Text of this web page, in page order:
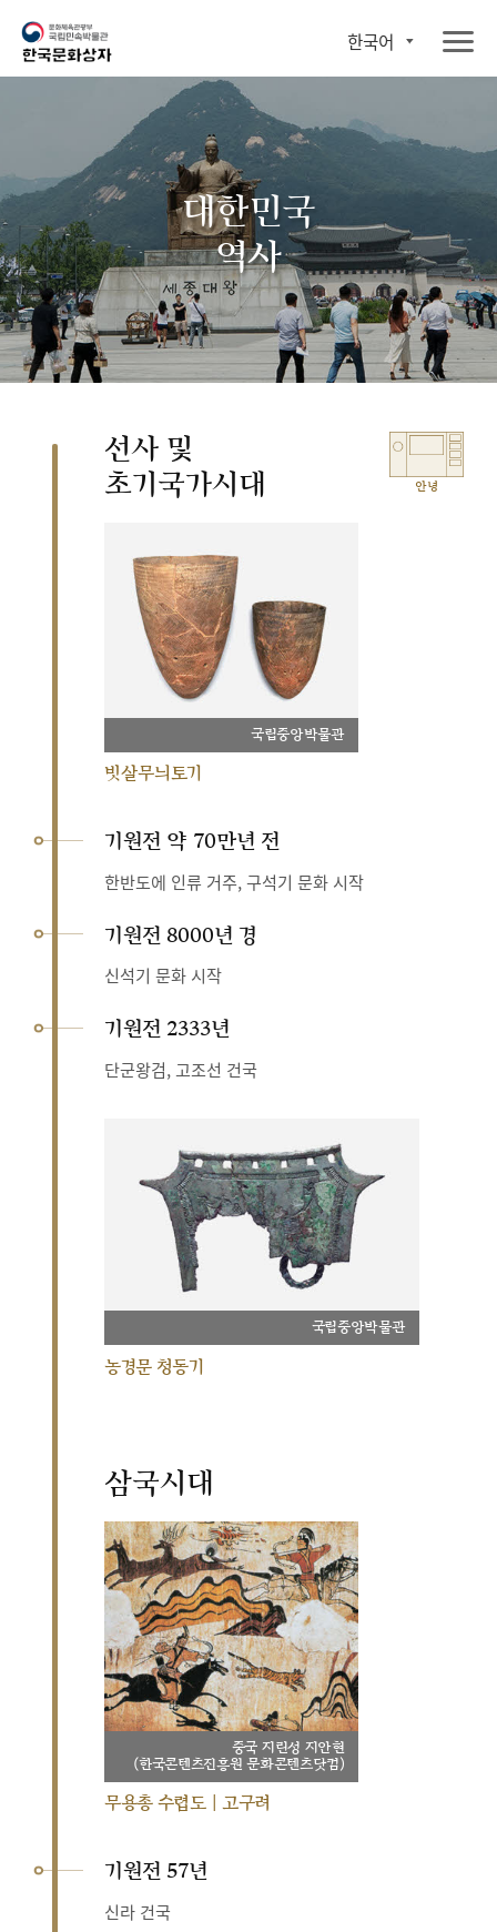
한국어
대한민국
역사
안녕
선사 및
초기국가시대
국립중앙박물관
빗살무늬토기
기원전 약 70만년 전
한반도에 인류 거주, 구석기 문화 시작
기원전 8000년 경
신석기 문화 시작
기원전 2333년
단군왕검, 고조선 건국
국립중앙박물관
농경문 청동기
삼국시대
중국 지린성 지안현
(한국콘텐츠진흥원 문화콘텐츠닷컴)
무용총 수렵도 | 고구려
기원전 57년
신라 건국